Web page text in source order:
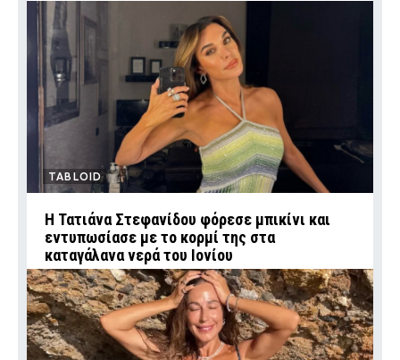
TABLOID
Η Τατιάνα Στεφανίδου φόρεσε μπικίνι και
εντυπωσίασε με το κορμί της στα
καταγάλανα νερά του Ιονίου